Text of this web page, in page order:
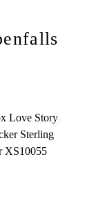
Zur
Wunschliste